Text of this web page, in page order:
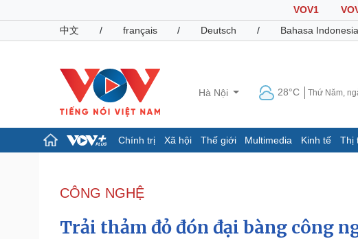
VOV1
中文
/ français / Deutsch / Bahasa Indonesia
Hà Nội 28°C Thứ Năm,
Chính trị Xã hội Thế giới Multimedia Kinh tế Thị
Đảng
Tổ chức nhân sự
Quốc hội
Nhận diện sự thật
Dấu ấn VOV
CÔNG NGHỆ
Trải thảm đỏ đón đại bàng công